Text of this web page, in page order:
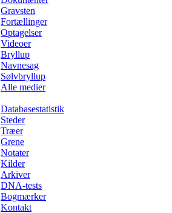
Gravsten
Fortællinger
Optagelser
Videoer
Bryllup
Navnesag
Sølvbryllup
Alle medier
Databasestatistik
Steder
Træer
Grene
Notater
Kilder
Arkiver
DNA-tests
Bogmærker
Kontakt